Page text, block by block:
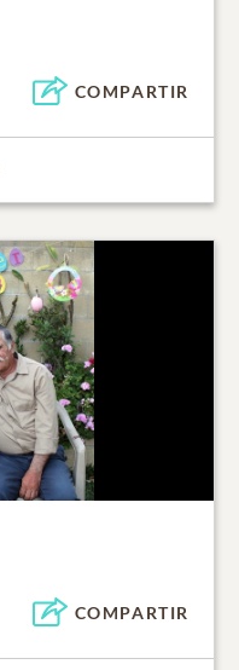
COMPARTIR
COMPARTIR